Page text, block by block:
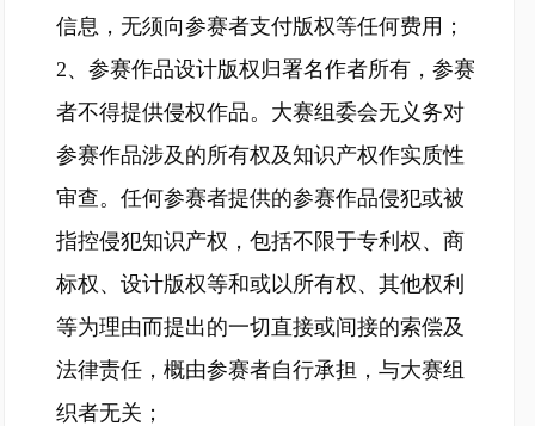
信息，无须向参赛者支付版权等任何费用；
2、参赛作品设计版权归署名作者所有，参赛
者不得提供侵权作品。大赛组委会无义务对
参赛作品涉及的所有权及知识产权作实质性
审查。任何参赛者提供的参赛作品侵犯或被
指控侵犯知识产权，包括不限于专利权、商
标权、设计版权等和或以所有权、其他权利
等为理由而提出的一切直接或间接的索偿及
法律责任，概由参赛者自行承担，与大赛组
织者无关；